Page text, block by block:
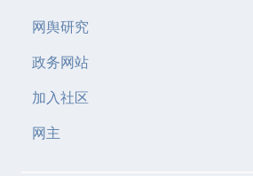
网舆研究
政务网站
加入社区
网主